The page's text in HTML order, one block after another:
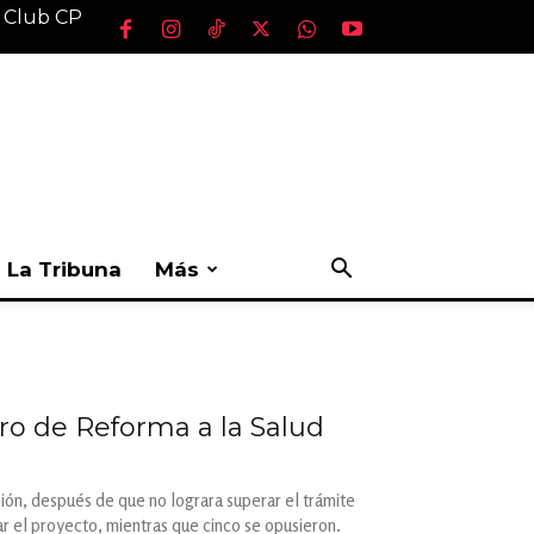
CP
La Tribuna Más
de Reforma a la Salud
después de que no lograra superar el trámite
el proyecto, mientras que cinco se opusieron.